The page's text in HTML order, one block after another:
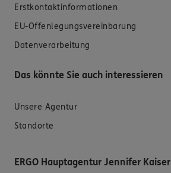
Erstkontaktinformationen
EU-Offenlegungsvereinbarung
Datenverarbeitung
Das könnte Sie auch interessieren
Unsere Agentur
Standorte
ERGO Hauptagentur Jennifer Kaiser